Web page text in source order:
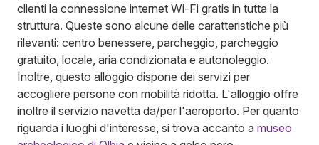
clienti la connessione internet Wi-Fi gratis in tutta la
struttura. Queste sono alcune delle caratteristiche più
rilevanti: centro benessere, parcheggio, parcheggio
gratuito, locale, aria condizionata e autonoleggio.
Inoltre, questo alloggio dispone dei servizi per
accogliere persone con mobilità ridotta. L'alloggio offre
inoltre il servizio navetta da/per l'aeroporto. Per quanto
riguarda i luoghi d'interesse, si trova accanto a museo